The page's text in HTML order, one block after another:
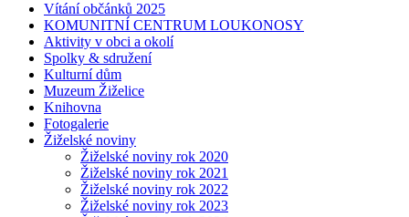
Vítání občánků 2025
KOMUNITNÍ CENTRUM LOUKONOSY
Aktivity v obci a okolí
Spolky & sdružení
Kulturní dům
Muzeum Žiželice
Knihovna
Fotogalerie
Žiželské noviny
Žiželské noviny rok 2020
Žiželské noviny rok 2021
Žiželské noviny rok 2022
Žiželské noviny rok 2023